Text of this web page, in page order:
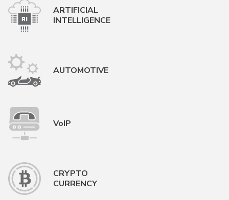
ARTIFICIAL
INTELLIGENCE
AUTOMOTIVE
VoIP
CRYPTO
CURRENCY